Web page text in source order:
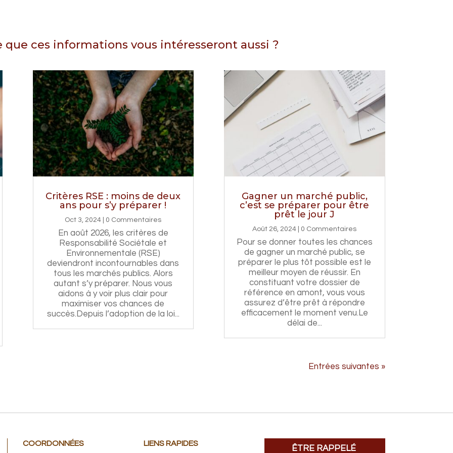
que ces informations vous intéresseront aussi ?
Critères RSE : moins de deux
ans pour s’y préparer !
Oct 3, 2024 | 0 Commentaires
En août 2026, les critères de
Responsabilité Sociétale et
Environnementale (RSE)
deviendront incontournables dans
tous les marchés publics. Alors
autant s’y préparer. Nous vous
aidons à y voir plus clair pour
maximiser vos chances de
succès.Depuis l’adoption de la loi...
Gagner un marché public,
c’est se préparer pour être
prêt le jour J
Août 26, 2024 | 0 Commentaires
Pour se donner toutes les chances
de gagner un marché public, se
préparer le plus tôt possible est le
meilleur moyen de réussir. En
constituant votre dossier de
référence en amont, vous vous
assurez d’être prêt à répondre
efficacement le moment venu.Le
délai de...
Entrées suivantes »
COORDONNÉES LIENS RAPIDES
ÊTRE RAPPELÉ